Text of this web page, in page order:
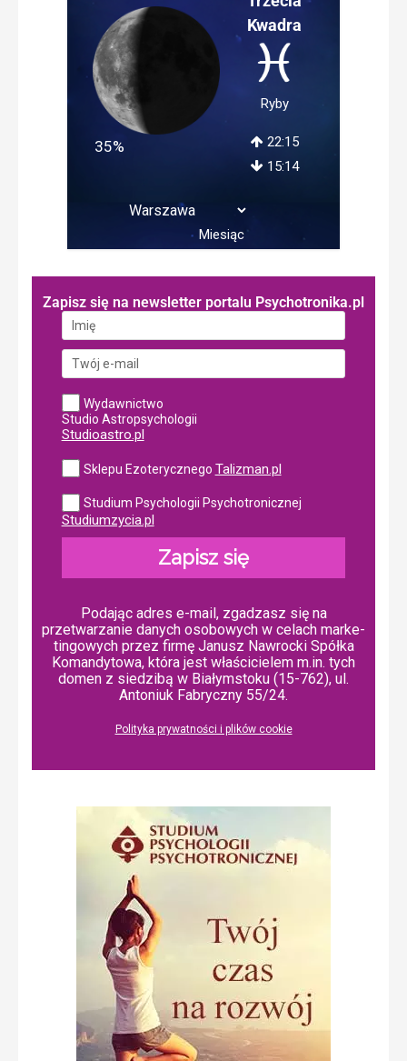
35%
Kwadra
Ryby
22:15
15:14
Miesiąc
Zapisz się na newsletter portalu Psychotronika.pl
Wydawnictwo
Studio Astropsychologii
Studioastro.pl
Sklepu Ezoterycznego Talizman.pl
Studium Psychologii Psychotronicznej
Studiumzycia.pl
Zapisz się
Podając adres e-mail, zgadzasz się na
przetwarzanie danych osobowych w ce­lach mar­ke­
tin­go­wych przez firmę Janusz Nawrocki Spółka
Komandytowa, która jest właścicielem m.in. tych
domen z siedzibą w Białymstoku (15-762), ul.
Antoniuk Fabryczny 55/24.
Polityka prywatności i plików cookie